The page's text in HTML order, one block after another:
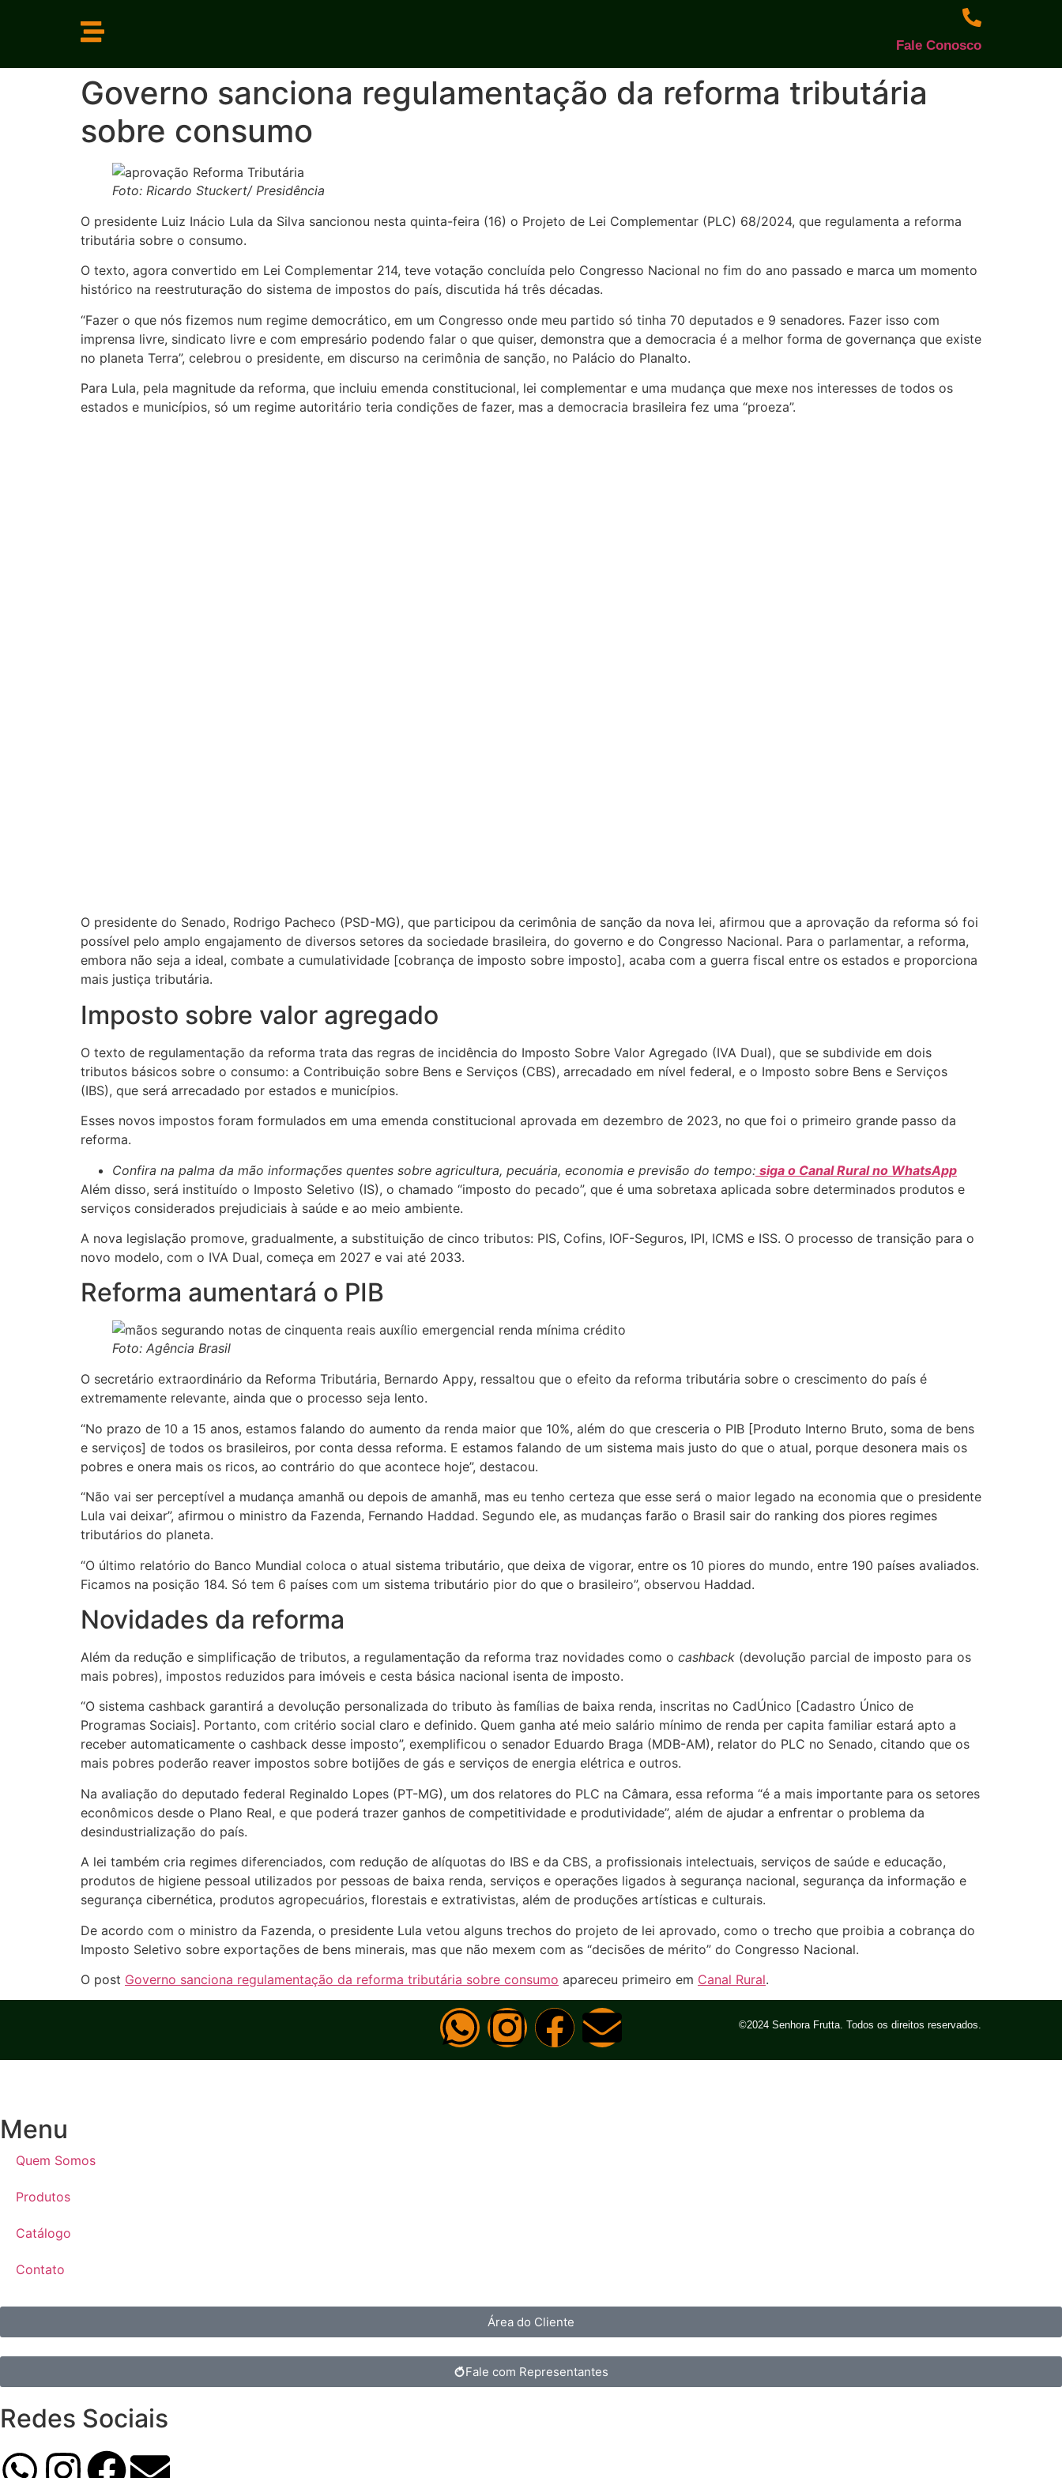
Fale Conosco
Governo sanciona regulamentação da reforma tributária
sobre consumo
Foto: Ricardo Stuckert/ Presidência
O presidente Luiz Inácio Lula da Silva sancionou nesta quinta-feira (16) o Projeto de Lei Complementar (PLC) 68/2024, que regulamenta a reforma
tributária sobre o consumo.
O texto, agora convertido em Lei Complementar 214, teve votação concluída pelo Congresso Nacional no fim do ano passado e marca um momento
histórico na reestruturação do sistema de impostos do país, discutida há três décadas.
“Fazer o que nós fizemos num regime democrático, em um Congresso onde meu partido só tinha 70 deputados e 9 senadores. Fazer isso com
imprensa livre, sindicato livre e com empresário podendo falar o que quiser, demonstra que a democracia é a melhor forma de governança que existe
no planeta Terra”, celebrou o presidente, em discurso na cerimônia de sanção, no Palácio do Planalto.
Para Lula, pela magnitude da reforma, que incluiu emenda constitucional, lei complementar e uma mudança que mexe nos interesses de todos os
estados e municípios, só um regime autoritário teria condições de fazer, mas a democracia brasileira fez uma “proeza”.
O presidente do Senado, Rodrigo Pacheco (PSD-MG), que participou da cerimônia de sanção da nova lei, afirmou que a aprovação da reforma só foi
possível pelo amplo engajamento de diversos setores da sociedade brasileira, do governo e do Congresso Nacional. Para o parlamentar, a reforma,
embora não seja a ideal, combate a cumulatividade [cobrança de imposto sobre imposto], acaba com a guerra fiscal entre os estados e proporciona
mais justiça tributária.
Imposto sobre valor agregado
O texto de regulamentação da reforma trata das regras de incidência do Imposto Sobre Valor Agregado (IVA Dual), que se subdivide em dois
tributos básicos sobre o consumo: a Contribuição sobre Bens e Serviços (CBS), arrecadado em nível federal, e o Imposto sobre Bens e Serviços
(IBS), que será arrecadado por estados e municípios.
Esses novos impostos foram formulados em uma emenda constitucional aprovada em dezembro de 2023, no que foi o primeiro grande passo da
reforma.
Confira na palma da mão informações quentes sobre agricultura, pecuária, economia e previsão do tempo: siga o Canal Rural no WhatsApp
Além disso, será instituído o Imposto Seletivo (IS), o chamado “imposto do pecado”, que é uma sobretaxa aplicada sobre determinados produtos e
serviços considerados prejudiciais à saúde e ao meio ambiente.
A nova legislação promove, gradualmente, a substituição de cinco tributos: PIS, Cofins, IOF-Seguros, IPI, ICMS e ISS. O processo de transição para o
novo modelo, com o IVA Dual, começa em 2027 e vai até 2033.
Reforma aumentará o PIB
Foto: Agência Brasil
O secretário extraordinário da Reforma Tributária, Bernardo Appy, ressaltou que o efeito da reforma tributária sobre o crescimento do país é
extremamente relevante, ainda que o processo seja lento.
“No prazo de 10 a 15 anos, estamos falando do aumento da renda maior que 10%, além do que cresceria o PIB [Produto Interno Bruto, soma de bens
e serviços] de todos os brasileiros, por conta dessa reforma. E estamos falando de um sistema mais justo do que o atual, porque desonera mais os
pobres e onera mais os ricos, ao contrário do que acontece hoje”, destacou.
“Não vai ser perceptível a mudança amanhã ou depois de amanhã, mas eu tenho certeza que esse será o maior legado na economia que o presidente
Lula vai deixar”, afirmou o ministro da Fazenda, Fernando Haddad. Segundo ele, as mudanças farão o Brasil sair do ranking dos piores regimes
tributários do planeta.
“O último relatório do Banco Mundial coloca o atual sistema tributário, que deixa de vigorar, entre os 10 piores do mundo, entre 190 países avaliados.
Ficamos na posição 184. Só tem 6 países com um sistema tributário pior do que o brasileiro”, observou Haddad.
Novidades da reforma
Além da redução e simplificação de tributos, a regulamentação da reforma traz novidades como o cashback (devolução parcial de imposto para os
mais pobres), impostos reduzidos para imóveis e cesta básica nacional isenta de imposto.
“O sistema cashback garantirá a devolução personalizada do tributo às famílias de baixa renda, inscritas no CadÚnico [Cadastro Único de
Programas Sociais]. Portanto, com critério social claro e definido. Quem ganha até meio salário mínimo de renda per capita familiar estará apto a
receber automaticamente o cashback desse imposto”, exemplificou o senador Eduardo Braga (MDB-AM), relator do PLC no Senado, citando que os
mais pobres poderão reaver impostos sobre botijões de gás e serviços de energia elétrica e outros.
Na avaliação do deputado federal Reginaldo Lopes (PT-MG), um dos relatores do PLC na Câmara, essa reforma “é a mais importante para os setores
econômicos desde o Plano Real, e que poderá trazer ganhos de competitividade e produtividade”, além de ajudar a enfrentar o problema da
desindustrialização do país.
A lei também cria regimes diferenciados, com redução de alíquotas do IBS e da CBS, a profissionais intelectuais, serviços de saúde e educação,
produtos de higiene pessoal utilizados por pessoas de baixa renda, serviços e operações ligados à segurança nacional, segurança da informação e
segurança cibernética, produtos agropecuários, florestais e extrativistas, além de produções artísticas e culturais.
De acordo com o ministro da Fazenda, o presidente Lula vetou alguns trechos do projeto de lei aprovado, como o trecho que proibia a cobrança do
Imposto Seletivo sobre exportações de bens minerais, mas que não mexem com as “decisões de mérito” do Congresso Nacional.
O post Governo sanciona regulamentação da reforma tributária sobre consumo apareceu primeiro em Canal Rural.
©2024 Senhora Frutta. Todos os direitos reservados.
Menu
Quem Somos
Produtos
Catálogo
Contato
Área do Cliente
Fale com Representantes
Redes Sociais